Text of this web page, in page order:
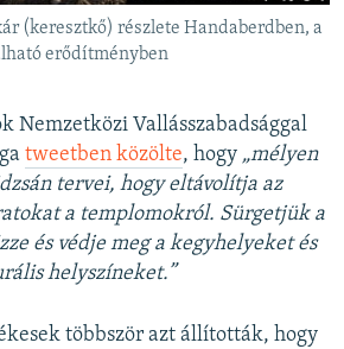
(keresztkő) részlete Handaberdben, a
erődítményben
Nemzetközi Vallásszabadsággal
tweetben közölte, hogy „mélyen
tervei, hogy eltávolítja az
a templomokról. Sürgetjük a
és védje meg a kegyhelyeket és
helyszíneket.”
többször azt állították, hogy